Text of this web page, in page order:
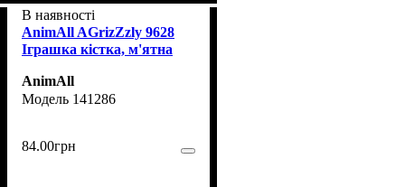
В наявності
AnimAll AGrizZzly 9628
Іграшка кістка, м'ятна
AnimAll
141286
84.00грн